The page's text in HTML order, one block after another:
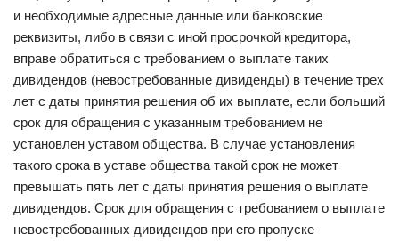
и необходимые адресные данные или банковские
реквизиты, либо в связи с иной просрочкой кредитора,
вправе обратиться с требованием о выплате таких
дивидендов (невостребованные дивиденды) в течение трех
лет с даты принятия решения об их выплате, если больший
срок для обращения с указанным требованием не
установлен уставом общества. В случае установления
такого срока в уставе общества такой срок не может
превышать пять лет с даты принятия решения о выплате
дивидендов. Срок для обращения с требованием о выплате
невостребованных дивидендов при его пропуске